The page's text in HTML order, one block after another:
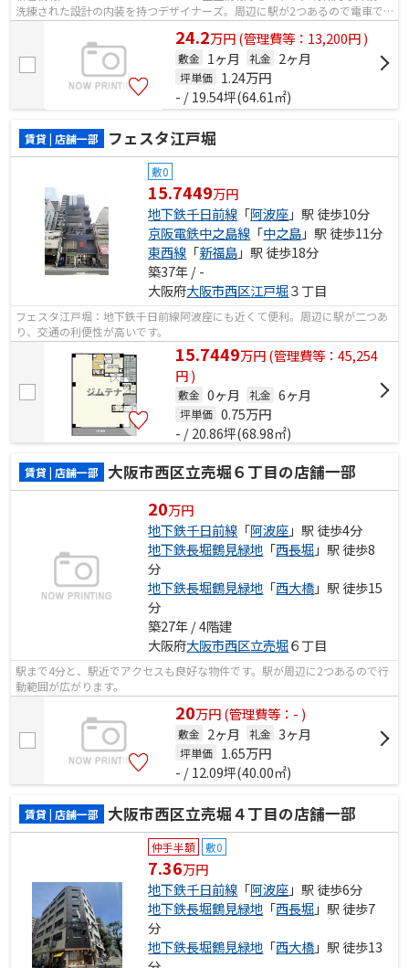
洗練された設計の内装を持つデザイナーズ。周辺に駅が2つあるので電車で
の移動が便利です。
24.2万円(管理費等：13,200円 )
敷金 1ヶ月 礼金 2ヶ月
坪単価 1.24万円
- / 19.54坪(64.61㎡)
賃貸 | 店舗一部 フェスタ江戸堀
敷0
15.7449万円
地下鉄千日前線 「阿波座」駅 徒歩10分
京阪電鉄中之島線 「中之島」駅 徒歩11分
東西線 「新福島」駅 徒歩18分
築37年 / -
大阪府大阪市西区江戸堀３丁目
フェスタ江戸堀：地下鉄千日前線阿波座にも近くて便利。周辺に駅が二つあ
り、交通の利便性が高いです。
15.7449万円(管理費等：45,254
円 )
敷金 0ヶ月 礼金 6ヶ月
坪単価 0.75万円
- / 20.86坪(68.98㎡)
賃貸 | 店舗一部 大阪市西区立売堀６丁目の店舗一部
20万円
地下鉄千日前線 「阿波座」駅 徒歩4分
地下鉄長堀鶴見緑地 「西長堀」駅 徒歩8
分
地下鉄長堀鶴見緑地 「西大橋」駅 徒歩15
分
築27年 / 4階建
大阪府大阪市西区立売堀６丁目
駅まで4分と、駅近でアクセスも良好な物件です。駅が周辺に2つあるので行
動範囲が広がります。
20万円(管理費等：- )
敷金 2ヶ月 礼金 3ヶ月
坪単価 1.65万円
- / 12.09坪(40.00㎡)
賃貸 | 店舗一部 大阪市西区立売堀４丁目の店舗一部
仲手半額 敷0
7.36万円
地下鉄千日前線 「阿波座」駅 徒歩6分
地下鉄長堀鶴見緑地 「西長堀」駅 徒歩7
分
地下鉄長堀鶴見緑地 「西大橋」駅 徒歩13